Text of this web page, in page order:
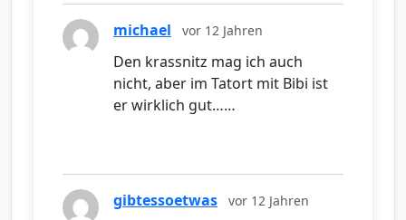
michael vor 12 Jahren
Den krassnitz mag ich auch
nicht, aber im Tatort mit Bibi ist
er wirklich gut……
gibtessoetwas vor 12 Jahren